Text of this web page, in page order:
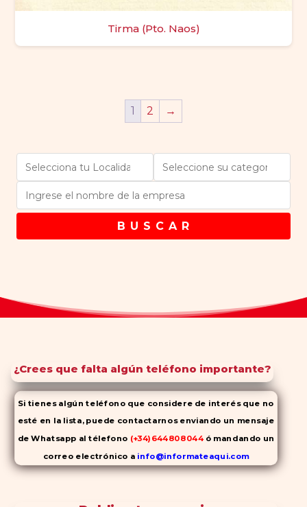
Tirma (Pto. Naos)
1 2 →
B U S C A R
¿Crees que falta algún teléfono importante?
Si tienes algún teléfono que considere de interés que no
esté en la lista, puede contactarnos enviando un mensaje
de Whatsapp al télefono (+34)644808044 ó mandando un
correo electrónico a info@informateaqui.com
Mientras que antes la decisión de elegir un inhibidor de la